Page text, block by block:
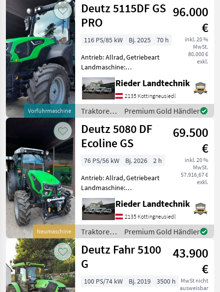
Vorführmaschine
Deutz 5115DF GS
PRO
96.000
€
inkl. 20 %
MwSt.
80.000 €
exkl.
116 PS/85 kW Bj. 2025
70 h
Antrieb: Allrad, Getriebeart
Landmaschine:
Lastschaltgetriebe,
Plattform: Kabine,
Zapfwellendrehzahl:
540/540E/1000,
Höchstgeschwindigkeit in
km/h: 40 km/h, Aufladung:
Tu
Rieder Landtechnik
2135 Kottingneusiedl
Traktoren
/ Deutz
Fahr
Premium Gold Händler
Neumaschine
Deutz 5080 DF
Ecoline GS
69.500
€
inkl. 20 %
MwSt.
57.916,67 €
exkl.
76 PS/56 kW Bj. 2026
2 h
Antrieb: Allrad, Getriebeart
Landmaschine:
Lastschaltgetriebe,
Plattform: Kabine,
Zapfwellendrehzahl:
540/540E,
Höchstgeschwindigkeit in
km/h: 40 km/h, Aufladung:
Turbola
Rieder Landtechnik
2135 Kottingneusiedl
Traktoren
/ Deutz
Fahr
Premium Gold Händler
Deutz Fahr 5100
G
43.900
€
MwSt nicht
ausweisbar
100 PS/74 kW Bj. 2019
3500 h